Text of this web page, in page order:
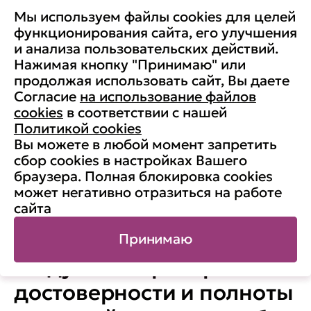
Модуль 12. Иные запреты,
ограничения, требования
и обязанности,
установленные в целях
противодействия
коррупции
Модуль 13. Проверка
достоверности и полноты
Мы используем файлы cookies для целей
функционирования сайта, его улучшения
и анализа пользовательских действий.
Нажимая кнопку "Принимаю" или
продолжая использовать сайт, Вы даете
Согласие на использование файлов
cookies в соответствии с нашей
Политикой cookies
Вы можете в любой момент запретить
сбор cookies в настройках Вашего
браузера. Полная блокировка cookies
может негативно отразиться на работе
сайта
Принимаю